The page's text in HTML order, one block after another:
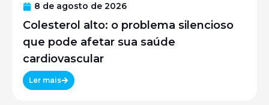
8 de agosto de 2026
Colesterol alto: o problema silencioso
que pode afetar sua saúde
cardiovascular
Ler mais